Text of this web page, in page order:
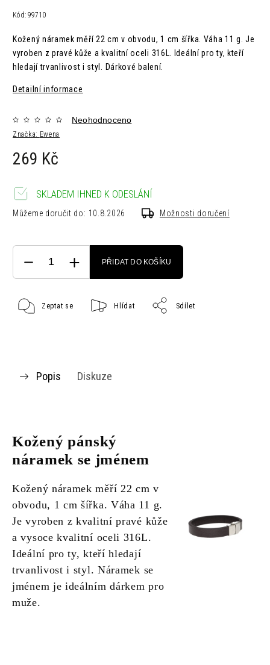
Kód: 99710
Kožený náramek měří 22 cm v obvodu, 1 cm šířka. Váha 11 g. Je
vyroben z pravé kůže a kvalitní oceli 316L. Ideální pro ty, kteří
hledají trvanlivost i styl. Dárkové balení.
Detailní informace
Značka: Ewena
Neohodnoceno
269 Kč
SKLADEM IHNED K ODESLÁNÍ
Můžeme doručit do: 10.8.2026 Možnosti doručení
PŘIDAT DO KOŠÍKU
Zeptat se Hlídat Sdílet
Popis Diskuze
Kožený pánský
náramek se jménem
Kožený náramek měří 22 cm v
obvodu, 1 cm šířka. Váha 11 g.
Je vyroben z kvalitní pravé kůže
a vysoce kvalitní oceli 316L.
Ideální pro ty, kteří hledají
trvanlivost i styl. Náramek se
jménem je ideálním dárkem pro
muže.